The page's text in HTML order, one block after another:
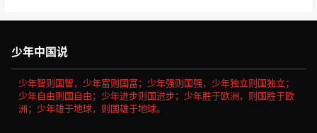
少年中国说
少年智则国智，少年富则国富；少年强则国强，少年独立则国独立；
少年自由则国自由；少年进步则国进步；少年胜于欧洲，则国胜于欧
洲；少年雄于地球，则国雄于地球。